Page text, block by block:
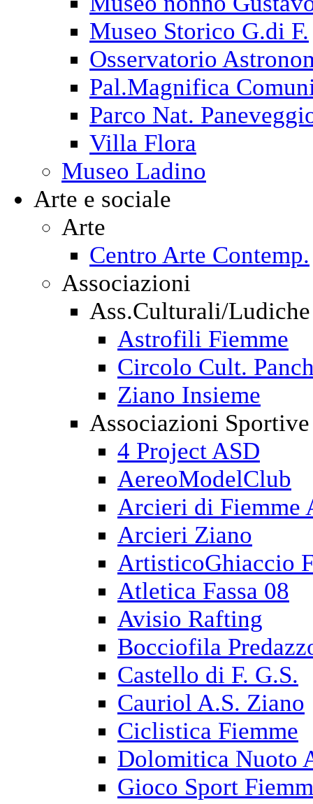
Museo Storico G.di F.
Osservatorio
Pal.Magnifica
Parco Nat.
Villa Flora
Museo Ladino
Arte e sociale
Arte
Centro Arte Contemp.
Associazioni
Ass.Culturali/Ludiche
Astrofili Fiemme
Circolo Cult.
Ziano Insieme
Associazioni Sportive
4 Project ASD
AereoModelClub
Arcieri di Fiemme
Arcieri Ziano
ArtisticoGhiaccio
Atletica Fassa 08
Avisio Rafting
Bocciofila
Castello di F. G.S.
Cauriol A.S. Ziano
Ciclistica Fiemme
Dolomitica Nuoto
Gioco Sport